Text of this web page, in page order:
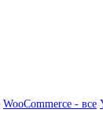
WooCommerce - все